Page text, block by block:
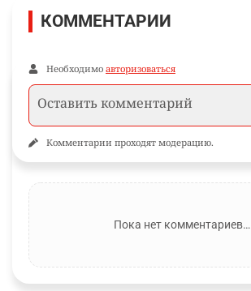
КОММЕНТАРИИ
Необходимо авторизоваться
Комментарии проходят модерацию.
Пока нет комментариев…